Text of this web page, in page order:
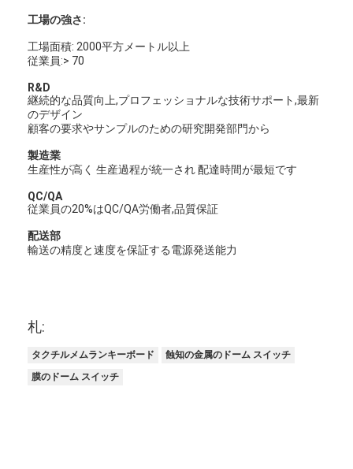
工場の強さ:
工場面積: 2000平方メートル以上
従業員:> 70
R&D
継続的な品質向上,プロフェッショナルな技術サポート,最新
のデザイン
顧客の要求やサンプルのための研究開発部門から
製造業
生産性が高く 生産過程が統一され 配達時間が最短です
QC/QA
従業員の20%はQC/QA労働者,品質保証
配送部
輸送の精度と速度を保証する電源発送能力
札:
タクチルメムランキーボード
蝕知の金属のドーム スイッチ
膜のドーム スイッチ